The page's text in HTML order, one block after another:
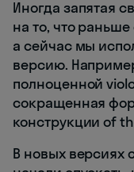
Иногда запятая
на то, что
а сейчас мы
версию.
полноценной
сокращенная
конструкции of
В новых версиях